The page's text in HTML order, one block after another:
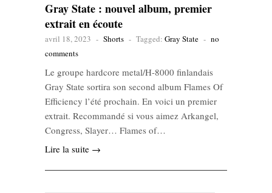
Gray State : nouvel album, premier
extrait en écoute
avril 18, 2023 - Shorts - Tagged: Gray State - no
comments
Le groupe hardcore metal/H-8000 finlandais
Gray State sortira son second album Flames Of
Efficiency l’été prochain. En voici un premier
extrait. Recommandé si vous aimez Arkangel,
Congress, Slayer… Flames of…
Lire la suite →